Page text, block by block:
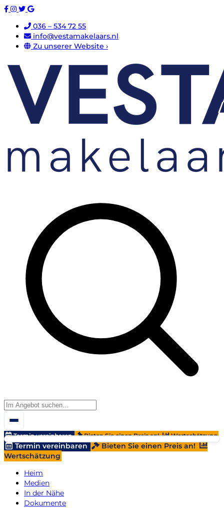
036 – 534 72 55
info@vestamakelaars.nl
Zu unserer Website ›
Termin vereinbaren Bieten Sie einen Preis an! Wertschätzung
Termin vereinbaren
Bieten Sie einen Preis an!
Wertschätzung
Heim
Medien
In der Nähe
Dokumente